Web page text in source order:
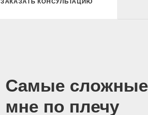
Самые
мне по плечу